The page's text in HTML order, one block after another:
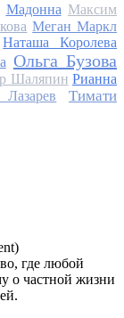
Мадонна Максим
Меган Маркл
Наташа Королева
Ольга Бузова
Шаляпин Рианна
Тимати
где любой
о частной жизни